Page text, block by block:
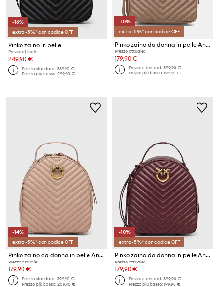
-16%
extra -5%* con codice OFF
Pinko zaino in pelle
Prezzo attuale:
249,90 €
Prezzo standard:389,90 €
Prezzo più basso:299,90 €
-10%
extra -5%* con codice OFF
Pinko zaino da donna in pelle Answear Exclusive
Prezzo attuale:
179,90 €
Prezzo standard:399,90 €
Prezzo più basso:199,90 €
-14%
extra -5%* con codice OFF
Pinko zaino da donna in pelle Answear Exclusive
Prezzo attuale:
179,90 €
Prezzo standard:399,90 €
Prezzo più basso:209,90 €
-10%
extra -5%* con codice OFF
Pinko zaino da donna in pelle Answear Exclusive
Prezzo attuale:
179,90 €
Prezzo standard:399,90 €
Prezzo più basso:199,90 €